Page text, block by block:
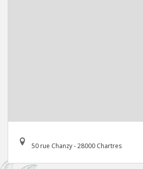
50 rue Chanzy - 28000 Chartres